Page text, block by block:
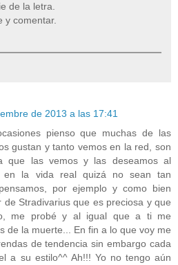
de la letra.
y comentar.
de 2013 a las 17:41
pienso que muchas de las
gustan y tanto vemos en la red, son
que las vemos y las deseamos al
en la vida real quizá no sean tan
por ejemplo y como bien
de Stradivarius que es preciosa y que
me probé y al igual que a ti me
de la muerte... En fin a lo que voy me
de tendencia sin embargo cada
a su estilo^^ Ah!!! Yo no tengo aún